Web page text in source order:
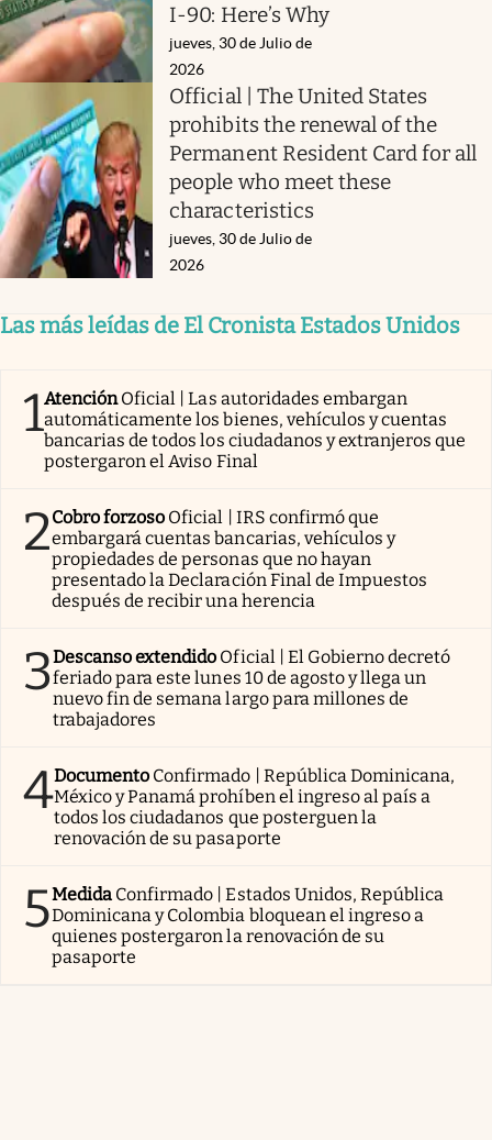
I-90: Here’s Why
jueves, 30 de Julio de
2026
Official | The United States
prohibits the renewal of the
Permanent Resident Card for all
people who meet these
characteristics
jueves, 30 de Julio de
2026
Las más leídas de El Cronista Estados Unidos
1AtenciónOficial | Las autoridades embargan
automáticamente los bienes, vehículos y cuentas
bancarias de todos los ciudadanos y extranjeros que
postergaron el Aviso Final
2Cobro forzoso Oficial | IRS confirmó que
embargará cuentas bancarias, vehículos y
propiedades de personas que no hayan
presentado la Declaración Final de Impuestos
después de recibir una herencia
3Descanso extendido Oficial | El Gobierno decretó
feriado para este lunes 10 de agosto y llega un
nuevo fin de semana largo para millones de
trabajadores
4Documento Confirmado | República Dominicana,
México y Panamá prohíben el ingreso al país a
todos los ciudadanos que posterguen la
renovación de su pasaporte
5Medida Confirmado | Estados Unidos, República
Dominicana y Colombia bloquean el ingreso a
quienes postergaron la renovación de su
pasaporte